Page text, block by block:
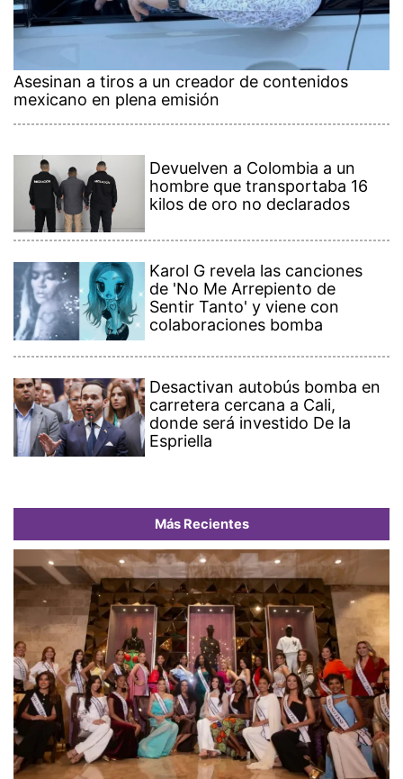
Asesinan a tiros a un creador de contenidos
mexicano en plena emisión
Devuelven a Colombia a un
hombre que transportaba 16
kilos de oro no declarados
Karol G revela las canciones
de 'No Me Arrepiento de
Sentir Tanto' y viene con
colaboraciones bomba
Desactivan autobús bomba en
carretera cercana a Cali,
donde será investido De la
Espriella
Más Recientes